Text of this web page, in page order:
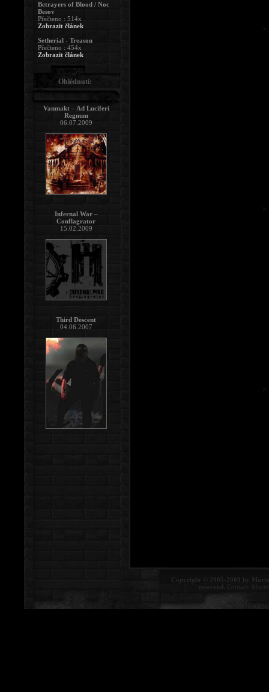
Copyright © 2005-2009 by
reserved. Contact:
Betrayers of Blood / Noc
Besov
Přečteno : 514x
Zobrazit článek
Setherial - Treason
Přečteno : 454x
Zobrazit článek
Ohlédnutí:
Vanmakt – Ad Luciferi
Regnum
06.07.2009
Infernal War –
Conflagrator
15.02.2009
Third Descent
04.06.2007